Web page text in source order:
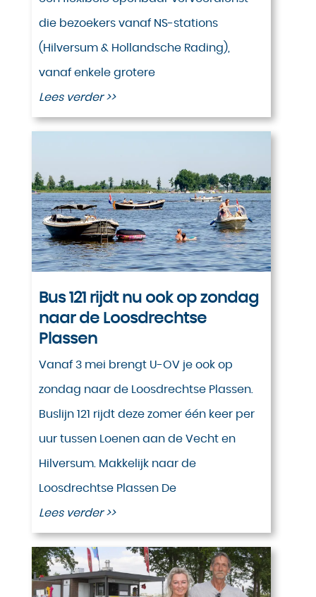
die bezoekers vanaf NS-stations
(Hilversum & Hollandsche Rading),
vanaf enkele grotere
Lees verder >>
Bus 121 rijdt nu ook op zondag
naar de Loosdrechtse
Plassen
Vanaf 3 mei brengt U-OV je ook op
zondag naar de Loosdrechtse Plassen.
Buslijn 121 rijdt deze zomer één keer per
uur tussen Loenen aan de Vecht en
Hilversum. Makkelijk naar de
Loosdrechtse Plassen De
Lees verder >>